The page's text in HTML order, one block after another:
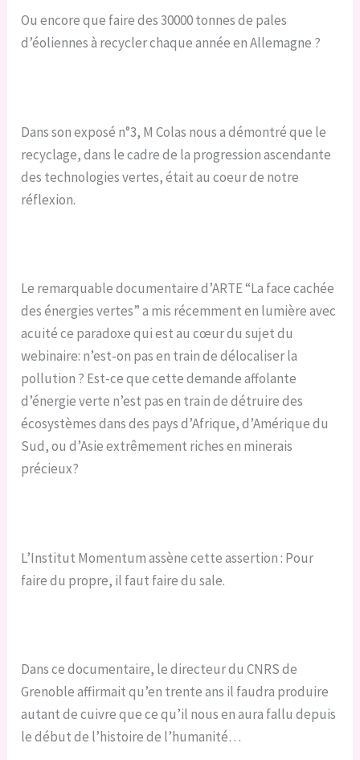
Ou encore que faire des 30000 tonnes de pales
d’éoliennes à recycler chaque année en Allemagne ?
Dans son exposé n°3, M Colas nous a démontré que le
recyclage, dans le cadre de la progression ascendante
des technologies vertes, était au coeur de notre
réflexion.
Le remarquable documentaire d’ARTE “La face cachée
des énergies vertes” a mis récemment en lumière avec
acuité ce paradoxe qui est au cœur du sujet du
webinaire: n’est-on pas en train de délocaliser la
pollution ? Est-ce que cette demande affolante
d’énergie verte n’est pas en train de détruire des
écosystèmes dans des pays d’Afrique, d’Amérique du
Sud, ou d’Asie extrêmement riches en minerais
précieux?
L’Institut Momentum assène cette assertion : Pour
faire du propre, il faut faire du sale.
Dans ce documentaire, le directeur du CNRS de
Grenoble affirmait qu’en trente ans il faudra produire
autant de cuivre que ce qu’il nous en aura fallu depuis
le début de l’histoire de l’humanité…